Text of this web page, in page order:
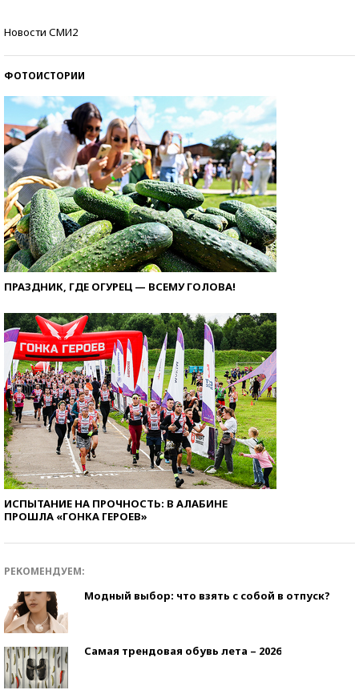
Новости СМИ2
ФОТОИСТОРИИ
ПРАЗДНИК, ГДЕ ОГУРЕЦ — ВСЕМУ ГОЛОВА!
ИСПЫТАНИЕ НА ПРОЧНОСТЬ: В АЛАБИНЕ
ПРОШЛА «ГОНКА ГЕРОЕВ»
РЕКОМЕНДУЕМ:
Модный выбор: что взять с собой в отпуск?
Самая трендовая обувь лета – 2026